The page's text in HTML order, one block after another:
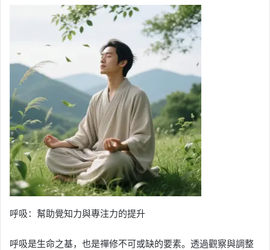
呼吸：幫助覺知力與專注力的提升
呼吸是生命之基，也是禪修不可或缺的要素。透過觀察與調整